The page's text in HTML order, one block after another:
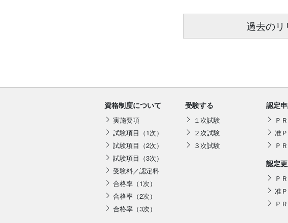
過去のリ
資格制度について
実施要項
試験項目（1次）
試験項目（2次）
試験項目（3次）
受験料／認定料
合格率（1次）
合格率（2次）
合格率（3次）
受験する
１次試験
２次試験
３次試験
認定
Ｐ
准
Ｐ
認定
Ｐ
准
Ｐ